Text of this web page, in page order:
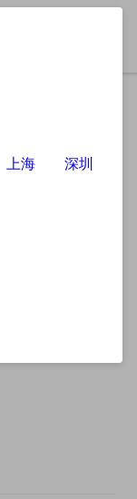
上海
深圳